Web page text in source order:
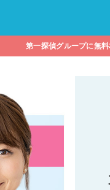
第一探偵グループに無